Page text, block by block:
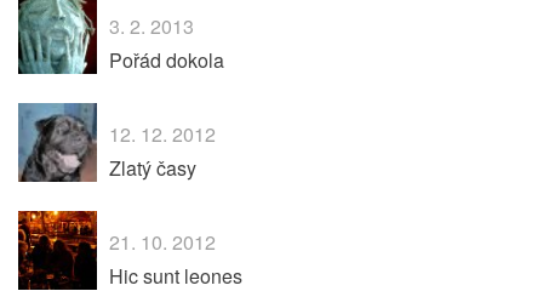
3. 2. 2013
Pořád dokola
12. 12. 2012
Zlatý časy
21. 10. 2012
Hic sunt leones